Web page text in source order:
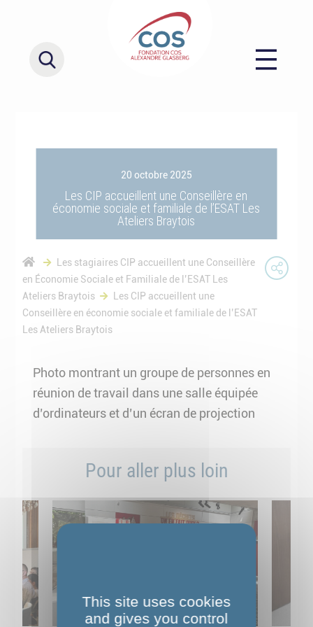
20 octobre 2025
Les CIP accueillent une Conseillère en
économie sociale et familiale de l’ESAT Les
Ateliers Braytois
Les stagiaires CIP accueillent une Conseillère
en Économie Sociale et Familiale de l’ESAT Les
Ateliers Braytois
Les CIP accueillent une
Conseillère en économie sociale et familiale de l’ESAT
Les Ateliers Braytois
Photo montrant un groupe de personnes en
réunion de travail dans une salle équipée
d’ordinateurs et d’un écran de projection
Pour aller plus loin
This site uses cookies
and gives you control